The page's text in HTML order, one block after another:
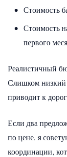
Стоимость
Стоимость
первого
Реалистичный
Слишком низкий
приводит к
Если два
по цене, я
координации,